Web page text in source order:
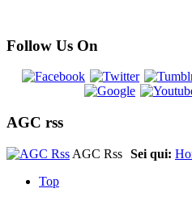
Follow Us On
AGC rss
AGC Rss Sei qui:
Top